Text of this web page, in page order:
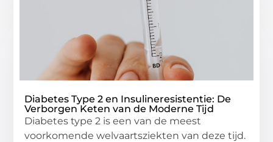
Diabetes Type 2 en Insulineresistentie: De
Verborgen Keten van de Moderne Tijd
Diabetes type 2 is een van de meest
voorkomende welvaartsziekten van deze tijd.